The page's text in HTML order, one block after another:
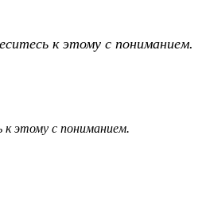
к этому с пониманием.
этому с пониманием.